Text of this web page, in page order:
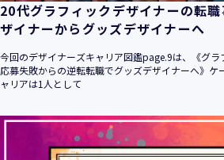
20代グラフィックデザイナーの転
ザイナーからグッズデザイナーへ
今回のデザイナーズキャリア図鑑page.9は、《グ
応募失敗からの逆転転職でグッズデザイナーへ》ケ
ャリアは1人として